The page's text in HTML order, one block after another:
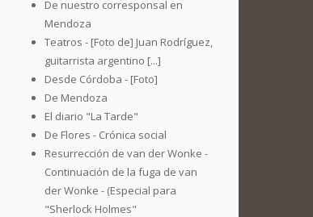
De nuestro corresponsal en
Mendoza
Teatros - [Foto de] Juan Rodríguez,
guitarrista argentino [...]
Desde Córdoba - [Foto]
De Mendoza
El diario "La Tarde"
De Flores - Crónica social
Resurrección de van der Wonke -
Continuación de la fuga de van
der Wonke - (Especial para
"Sherlock Holmes"